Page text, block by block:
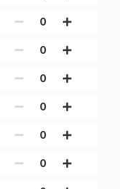
0
0
0
0
0
0